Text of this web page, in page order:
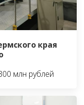
края
млн рублей